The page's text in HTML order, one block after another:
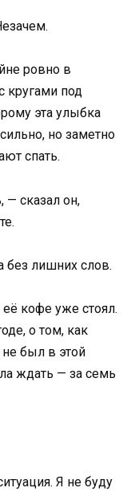
ровно в
кругами под
эта улыбка
но заметно
спать.
— сказал он,
без лишних слов.
её кофе уже стоял.
о том, как
не был в этой
ждать — за семь
Я не буду